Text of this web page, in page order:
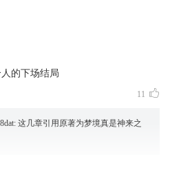
的下场结局
11
: 这几章引用原著为梦境真是神来之